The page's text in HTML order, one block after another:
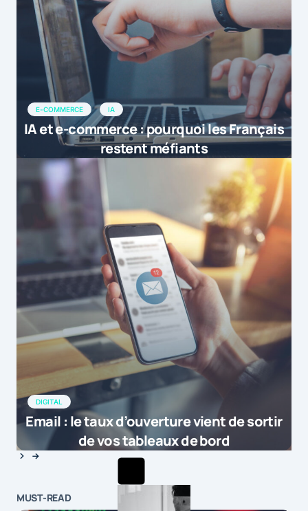
E-COMMERCE IA
IA et e-commerce : pourquoi les Français
restent méfiants
DIGITAL
Email : le taux d’ouverture vient de sortir
de vos tableaux de bord
MUST-READ